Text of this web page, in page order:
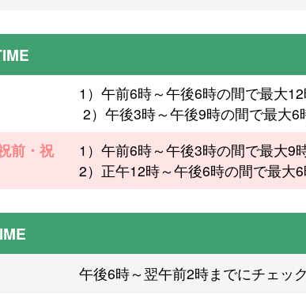
1）午前6時～午後6時の間で最大
2）午後3時～午後9時の間で最大6
前・祝
1）午前6時～午後3時の間で最大9
2）正午12時～午後6時の間で最大
午後6時～翌午前2時までにチェッ